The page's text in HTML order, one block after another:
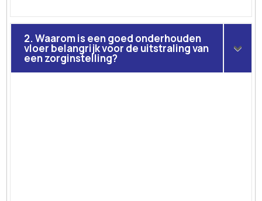
2. Waarom is een goed onderhouden
vloer belangrijk voor de uitstraling van
een zorginstelling?